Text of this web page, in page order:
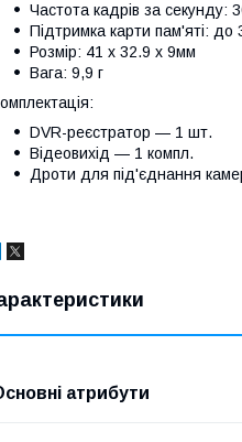
Частота кадрів за секунду:
Підтримка карти пам'яті: до
Розмір: 41 х 32.9 х 9мм
Вага: 9,9 г
DVR-реєстратор — 1 шт.
Відеовихід — 1 компл.
Дроти для під'єднання
атрибути